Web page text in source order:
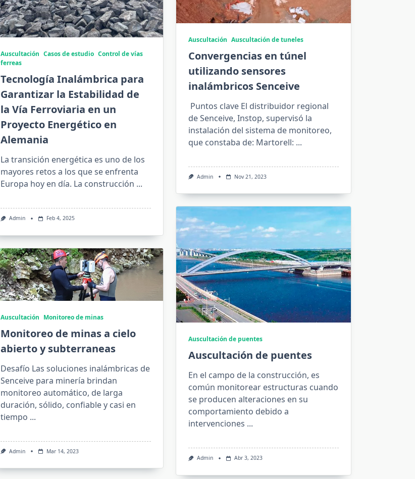
Auscultación Casos de estudio Control de vías
ferreas
Tecnología Inalámbrica para
Garantizar la Estabilidad de
la Vía Ferroviaria en un
Proyecto Energético en
Alemania
La transición energética es uno de los
mayores retos a los que se enfrenta
Europa hoy en día. La construcción ...
Admin Feb 4, 2025
Auscultación Auscultación de tuneles
Convergencias en túnel
utilizando sensores
inalámbricos Senceive
Puntos clave El distribuidor regional
de Senceive, Instop, supervisó la
instalación del sistema de monitoreo,
que constaba de: Martorell: ...
Admin Nov 21, 2023
Auscultación de puentes
Auscultación de puentes
En el campo de la construcción, es
común monitorear estructuras cuando
se producen alteraciones en su
comportamiento debido a
intervenciones ...
Admin Abr 3, 2023
Auscultación Monitoreo de minas
Monitoreo de minas a cielo
abierto y subterraneas
Desafío Las soluciones inalámbricas de
Senceive para minería brindan
monitoreo automático, de larga
duración, sólido, confiable y casi en
tiempo ...
Admin Mar 14, 2023